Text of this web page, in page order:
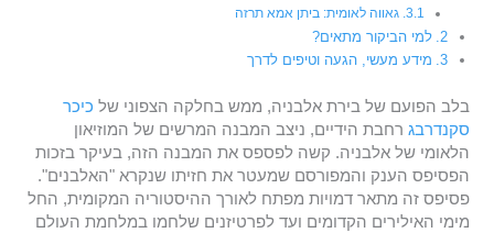
גאווה לאומית: ביתן אמא תרזה
למי הביקור מתאים?
מידע מעשי, הגעה וטיפים לדרך
בלב הפועם של בירת אלבניה, ממש בחלקה הצפוני של כיכר
סקנדרבג רחבת הידיים, ניצב המבנה המרשים של המוזיאון
הלאומי של אלבניה. קשה לפספס את המבנה הזה, בעיקר בזכות
הפסיפס הענק והמפורסם שמעטר את חזיתו שנקרא "האלבנים".
פסיפס זה מתאר דמויות מפתח לאורך ההיסטוריה המקומית, החל
מימי האילירים הקדומים ועד לפרטיזנים שלחמו במלחמת העולם